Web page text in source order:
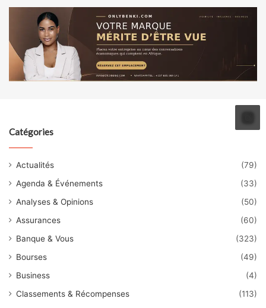
Catégories
Actualités
(79)
Agenda & Événements
(33)
Analyses & Opinions
(50)
Assurances
(60)
Banque & Vous
(323)
Bourses
(49)
Business
(4)
Classements & Récompenses
(113)